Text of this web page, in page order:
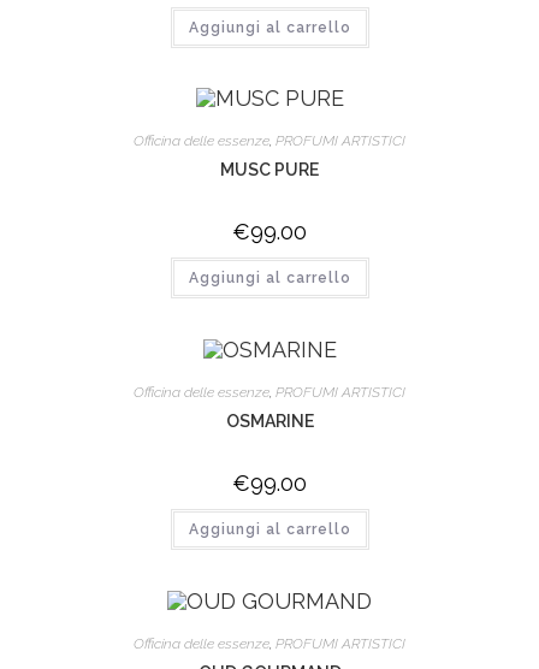
Aggiungi al carrello
Officina delle essenze, PROFUMI ARTISTICI
MUSC PURE
€99.00
Aggiungi al carrello
Officina delle essenze, PROFUMI ARTISTICI
OSMARINE
€99.00
Aggiungi al carrello
Officina delle essenze, PROFUMI ARTISTICI